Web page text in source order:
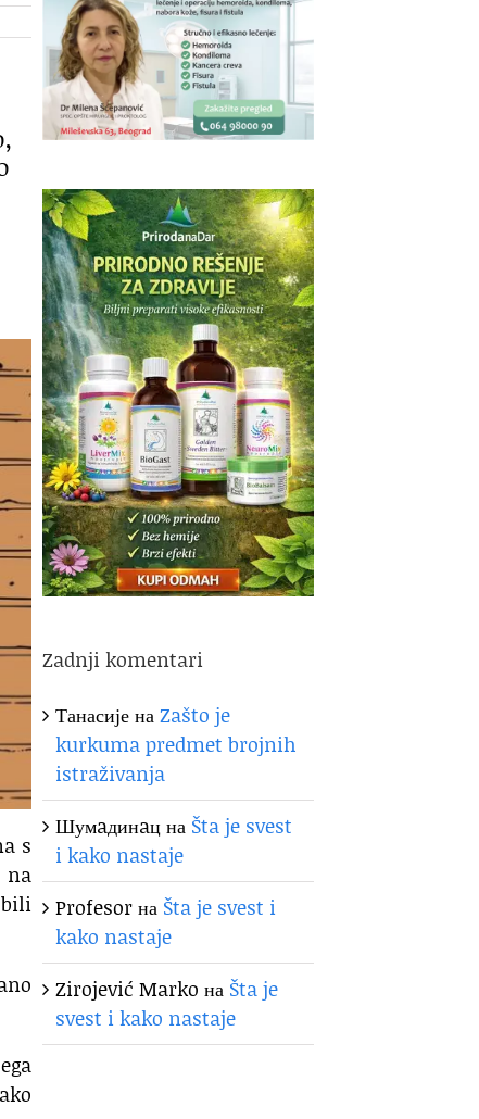
s
na
Zadnji komentari
ТанасијенаZašto je
kurkuma predmet brojnih
istraživanja
Шумaдинaцна Šta je svest
i kako nastaje
Profesorна Šta je svest i
kako nastaje
Zirojević Marko на Šta je
svest i kako nastaje